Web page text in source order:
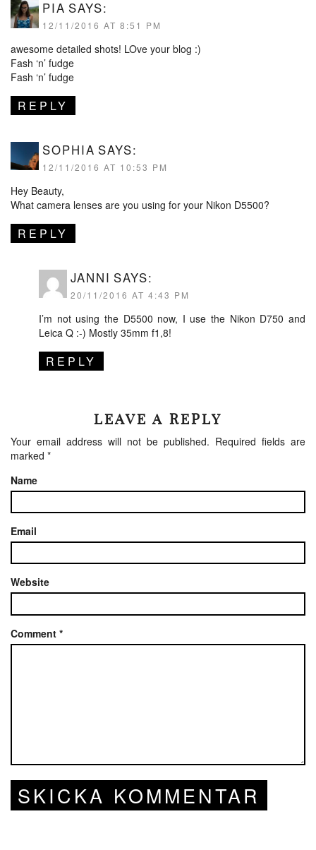
PIA SAYS:
12/11/2016 AT 8:51 PM
awesome detailed shots! LOve your blog :)
Fash ‘n’ fudge
Fash ‘n’ fudge
REPLY
SOPHIA SAYS:
12/11/2016 AT 10:53 PM
Hey Beauty,
What camera lenses are you using for your Nikon D5500?
REPLY
JANNI SAYS:
20/11/2016 AT 4:43 PM
I’m not using the D5500 now, I use the Nikon D750 and
Leica Q :-) Mostly 35mm f1,8!
REPLY
LEAVE A REPLY
Your email address will not be published. Required fields are
marked *
Name
Email
Website
Comment *
SKICKA KOMMENTAR